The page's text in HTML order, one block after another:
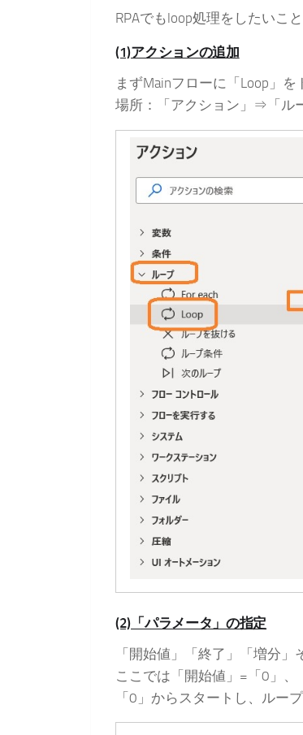
RPAでもloop処理をしたいこ
(1)アクションの追加
まずMainフローに「Loop」を
場所：「アクション」⇒「ル
(2)「パラメータ」の指定
「開始値」「終了」「増分
ここでは「開始値」=「0」、
「0」からスタートし、ルー